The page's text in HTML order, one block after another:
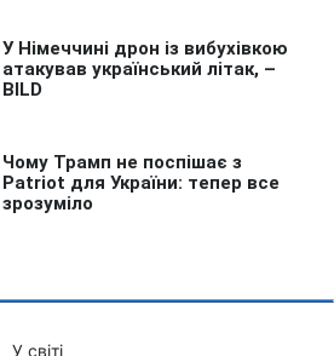
У світі